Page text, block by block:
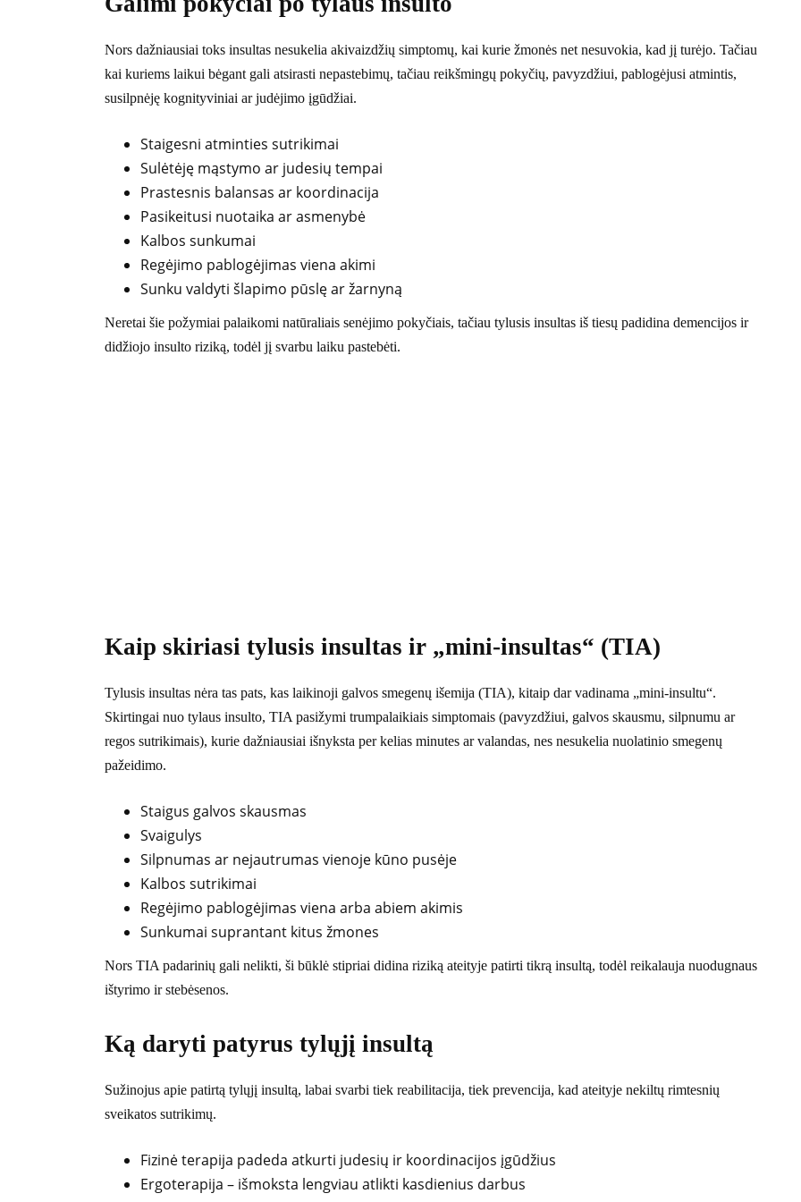
Nors dažniausiai toks insultas nesukelia akivaizdžių simptomų, kai kurie žmonės net nesuvokia, kad jį turėjo. Tačiau
kai kuriems laikui bėgant gali atsirasti nepastebimų, tačiau reikšmingų pokyčių, pavyzdžiui, pablogėjusi atmintis,
susilpnėję kognityviniai ar judėjimo įgūdžiai.
Staigesni atminties sutrikimai
Sulėtėję mąstymo ar judesių tempai
Prastesnis balansas ar koordinacija
Pasikeitusi nuotaika ar asmenybė
Kalbos sunkumai
Regėjimo pablogėjimas viena akimi
Sunku valdyti šlapimo pūslę ar žarnyną
Neretai šie požymiai palaikomi natūraliais senėjimo pokyčiais, tačiau tylusis insultas iš tiesų padidina demencijos ir
didžiojo insulto riziką, todėl jį svarbu laiku pastebėti.
Kaip skiriasi tylusis insultas ir „mini-insultas“ (TIA)
Tylusis insultas nėra tas pats, kas laikinoji galvos smegenų išemija (TIA), kitaip dar vadinama „mini-insultu“.
Skirtingai nuo tylaus insulto, TIA pasižymi trumpalaikiais simptomais (pavyzdžiui, galvos skausmu, silpnumu ar
regos sutrikimais), kurie dažniausiai išnyksta per kelias minutes ar valandas, nes nesukelia nuolatinio smegenų
pažeidimo.
Staigus galvos skausmas
Svaigulys
Silpnumas ar nejautrumas vienoje kūno pusėje
Kalbos sutrikimai
Regėjimo pablogėjimas viena arba abiem akimis
Sunkumai suprantant kitus žmones
Nors TIA padarinių gali nelikti, ši būklė stipriai didina riziką ateityje patirti tikrą insultą, todėl reikalauja nuodugnaus
ištyrimo ir stebėsenos.
Ką daryti patyrus tylųjį insultą
Sužinojus apie patirtą tylųjį insultą, labai svarbi tiek reabilitacija, tiek prevencija, kad ateityje nekiltų rimtesnių
sveikatos sutrikimų.
Fizinė terapija padeda atkurti judesių ir koordinacijos įgūdžius
Ergoterapija – išmoksta lengviau atlikti kasdienius darbus